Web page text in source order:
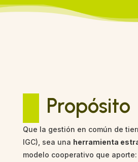
Propósito
Que la gestión en común de
IGC), sea una herramienta
modelo cooperativo que aporte: